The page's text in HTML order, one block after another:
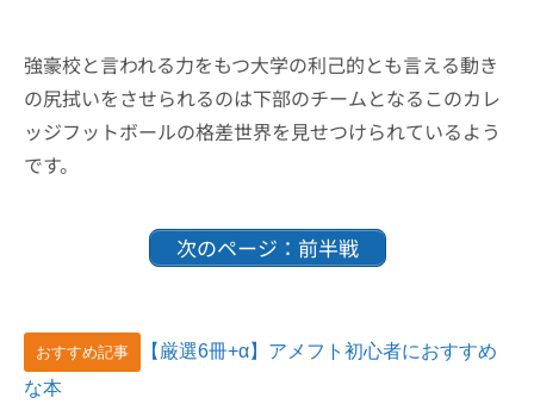
強豪校と言われる力をもつ大学の利己的とも言える動き
の尻拭いをさせられるのは下部のチームとなるこのカレ
ッジフットボールの格差世界を見せつけられているよう
です。
次のページ：前半戦
おすすめ記事
【厳選6冊+α】アメフト初心者におすすめ
な本